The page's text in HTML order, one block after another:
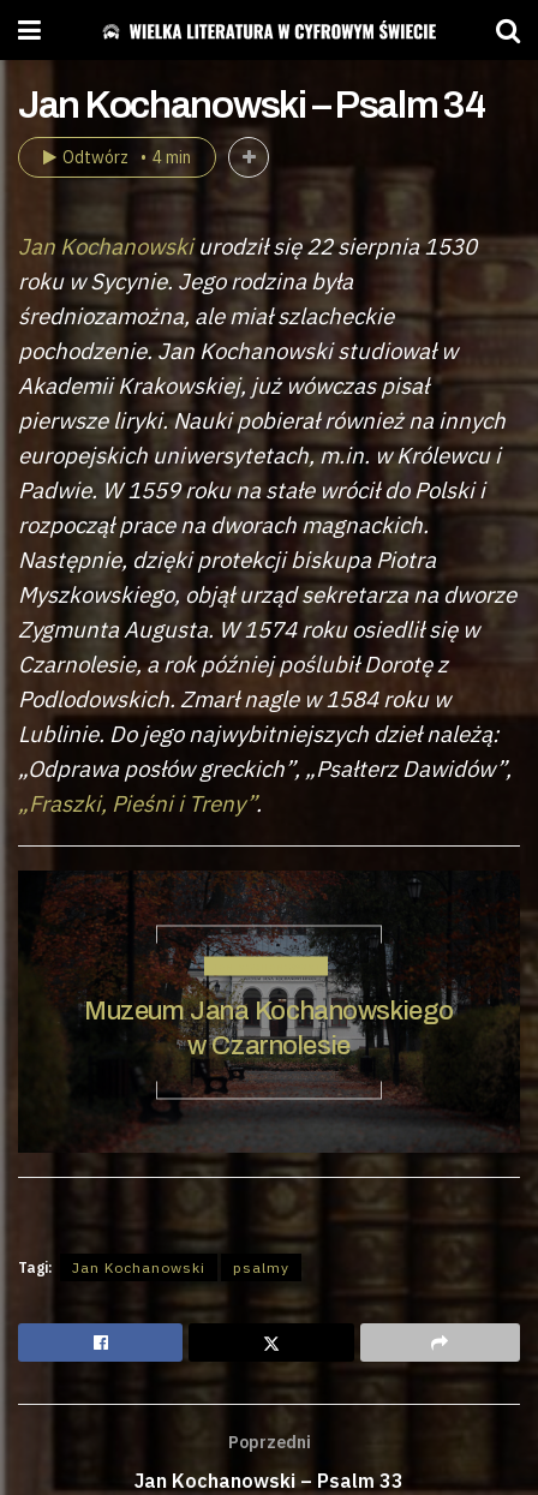
Jan Kochanowski – Psalm 34
Odtwórz 4 min
Jan Kochanowskiurodził się 22 sierpnia 1530
roku w Sycynie. Jego rodzina była
średniozamożna, ale miał szlacheckie
pochodzenie. Jan Kochanowski studiował w
Akademii Krakowskiej, już wówczas pisał
pierwsze liryki. Nauki pobierał również na innych
europejskich uniwersytetach, m.in. w Królewcu i
Padwie. W 1559 roku na stałe wrócił do Polski i
rozpoczął prace na dworach magnackich.
Następnie, dzięki protekcji biskupa Piotra
Myszkowskiego, objął urząd sekretarza na dworze
Zygmunta Augusta. W 1574 roku osiedlił się w
Czarnolesie, a rok później poślubił Dorotę z
Podlodowskich. Zmarł nagle w 1584 roku w
Lublinie. Do jego najwybitniejszych dzieł należą:
„Odprawa posłów greckich”, „Psałterz Dawidów”,
„Fraszki, Pieśni i Treny”.
Muzeum Jana Kochanowskiego
w Czarnolesie
Tagi: Jan Kochanowski psalmy
Poprzedni
Jan Kochanowski – Psalm 33